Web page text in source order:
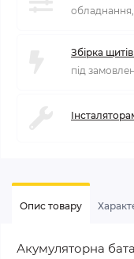
Збірка
під
Опис товару
Акумуляторна